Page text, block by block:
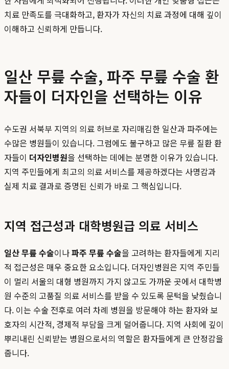
치료 만족도를 극대화하고, 환자가 자신의 치료 과정에 대해 깊이
이해하고 신뢰하게 만듭니다.
일산 무릎 수술, 파주 무릎 수술 환
자들이 더자인을 선택하는 이유
수도권 서북부 지역의 의료 허브로 자리매김한 일산과 파주에는
수많은 병원들이 있습니다. 그럼에도 불구하고 많은 무릎 질환 환
자들이 더자인병원을 선택하는 데에는 분명한 이유가 있습니다.
지역 주민들에게 최고의 의료 서비스를 제공하겠다는 사명감과
실제 치료 결과로 증명된 신뢰가 바로 그 핵심입니다.
지역 접근성과 대학병원급 의료 서비스
일산 무릎 수술이나파주 무릎 수술을 고려하는 환자들에게 지리
적 접근성은 매우 중요한 요소입니다. 더자인병원은 지역 주민들
이 멀리 서울의 대형 병원까지 가지 않고도 가까운 곳에서 대학병
원 수준의 고품질 의료 서비스를 받을 수 있도록 문턱을 낮췄습니
다. 이는 수술 전후로 여러 차례 병원을 방문해야 하는 환자와 보
호자의 시간적, 경제적 부담을 크게 덜어줍니다. 지역 사회에 깊이
뿌리내린 신뢰받는 병원으로서의 역할은 환자들에게 큰 안정감을
줍니다.